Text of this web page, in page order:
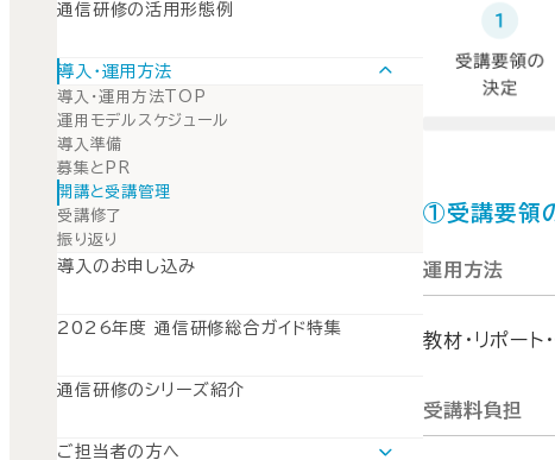
通信研修の活用形態例
導入・運用方法
導入・運用方法TOP
運用モデルスケジュール
導入準備
募集とPR
開講と受講管理
受講修了
振り返り
導入のお申し込み
2026年度 通信研修総合ガイド特集
通信研修のシリーズ紹介
ご担当者の方へ
①受講要領
運用方法
教材・リポート
受講料負担